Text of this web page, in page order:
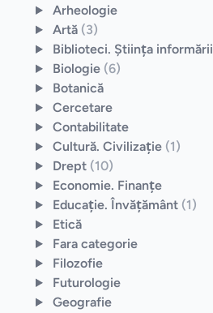
Arheologie
Artă (3)
Biblioteci. Ştiinţa informării
Biologie (6)
Botanică
Cercetare
Contabilitate
Cultură. Civilizaţie (1)
Drept (10)
Economie. Finanţe
Educaţie. Învăţământ (1)
Etică
Fara categorie
Filozofie
Futurologie
Geografie